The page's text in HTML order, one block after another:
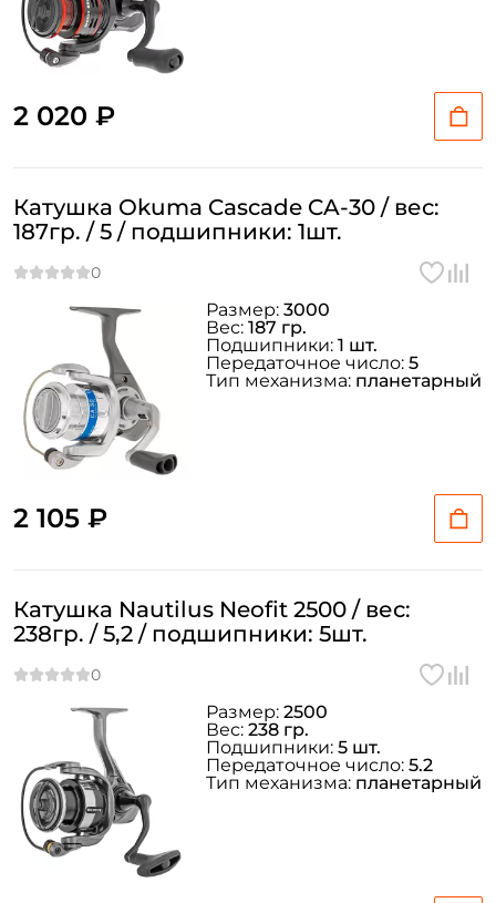
2 020 ₽
Катушка Okuma Cascade CA-30 / вес:
187гр. / 5 / подшипники: 1шт.
2 105 ₽
Размер: 3000
Вес: 187 гр.
Подшипники: 1 шт.
Передаточное число: 5
Тип механизма: планетарный
Катушка Nautilus Neofit 2500 / вес:
238гр. / 5,2 / подшипники: 5шт.
Размер: 2500
Вес: 238 гр.
Подшипники: 5 шт.
Передаточное число: 5.2
Тип механизма: планетарный